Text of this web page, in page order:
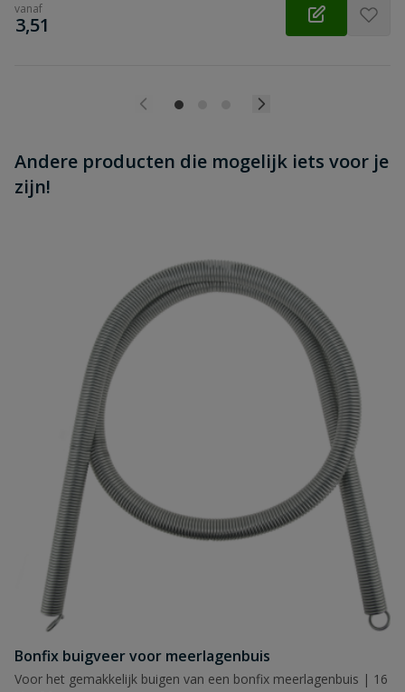
vanaf
€
3,51
Andere producten die mogelijk iets voor je
zijn!
Bonfix buigveer voor meerlagenbuis
Voor het gemakkelijk buigen van een bonfix meerlagenbuis | 16